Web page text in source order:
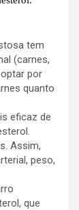
tem
(carnes,
por
quanto
eficaz de
Assim,
peso,
que